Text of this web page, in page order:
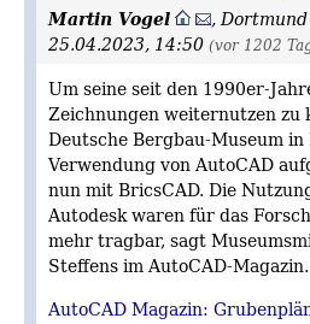
Martin Vogel ,
25.04.2023, 14:50 (vor 1202
Um seine seit den 1990er-
Zeichnungen weiternutzen zu
Deutsche Bergbau-Museum in
Verwendung von AutoCAD
nun mit BricsCAD. Die
Autodesk waren für das
mehr tragbar, sagt
Steffens im AutoCAD-Magazin.
AutoCAD Magazin: